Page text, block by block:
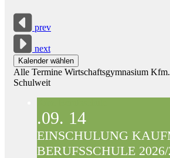
prev
next
Kalender wählen
Alle Termine Wirtschaftsgymnasium
Schulweit
.09. 14
EINSCHULUNG
BERUFSSCHULE